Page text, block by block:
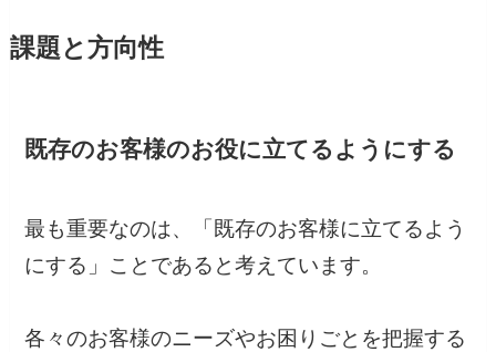
課題と方向性
既存のお客様のお役に立てるようにする
最も重要なのは、「既存のお客様に立てるよう
にする」ことであると考えています。
各々のお客様のニーズやお困りごとを把握する